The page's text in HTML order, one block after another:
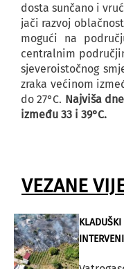
dosta sunčano i
jači razvoj
mogući na
centralnim
sjeveroistočnog
zraka većinom
do 27°C. Najviša
između 33 i 39°C.
VEZANE
KLADUŠKI